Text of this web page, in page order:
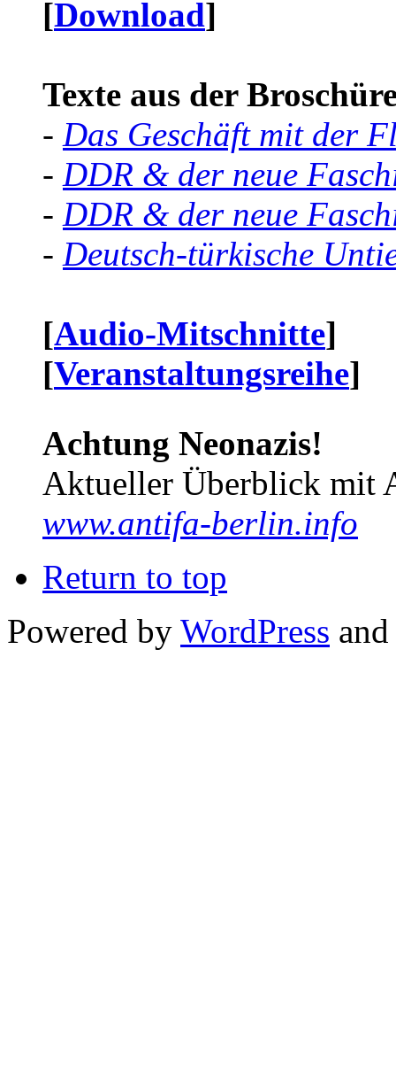
[Download]
Texte aus der
- Das Geschäft mit der
- DDR & der neue
- DDR & der neue
- Deutsch-türkische
[Audio-Mitschnitte]
[Veranstaltungsreihe]
Achtung Neonazis!
Aktueller Überblick mit
www.antifa-berlin.info
Return to top
Powered by WordPress